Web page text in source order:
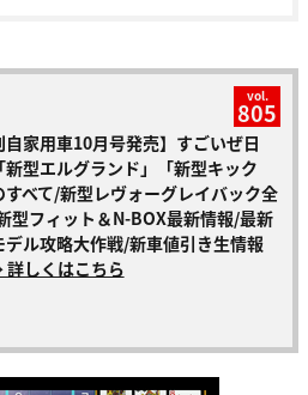
vol.
805
自家用車10月号発売】すごいぜ日
新型エルグランド」「新型キック
すべて/新型レヴォーグレイバック全
型フィット＆N-BOX最新情報/最新
デル攻略大作戦/新車値引き生情報
しくはこちら